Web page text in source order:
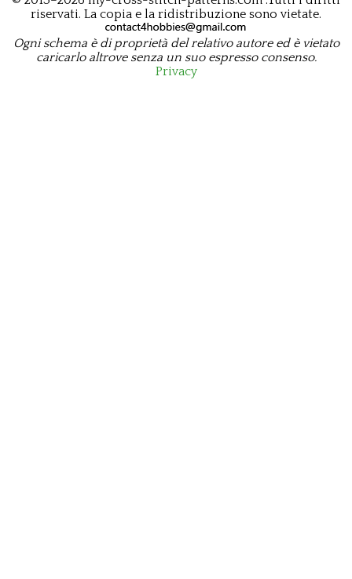
riservati. La copia e la ridistribuzione sono vietate.
Ogni schema è di proprietà del relativo autore ed è vietato
caricarlo altrove senza un suo espresso consenso.
Privacy